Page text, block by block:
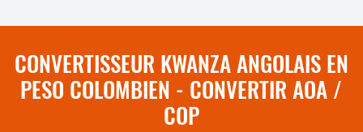
CONVERTISSEUR KWANZA ANGOLAIS EN
PESO COLOMBIEN - CONVERTIR AOA /
COP